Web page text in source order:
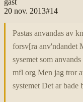
gäst
20 nov. 2013#14
Pastas anvandas av
forsv[ra anv'ndandet
sysemet som
mfl org Men jag tror
systemet Det ar